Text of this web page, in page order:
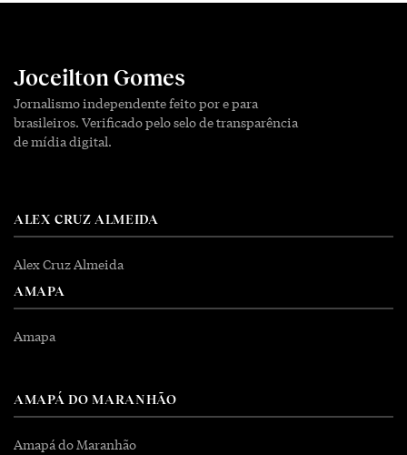
Joceilton Gomes
Jornalismo independente feito por e para
brasileiros. Verificado pelo selo de transparência
de mídia digital.
ALEX CRUZ ALMEIDA
Alex Cruz Almeida
AMAPA
Amapa
AMAPÁ DO MARANHÃO
Amapá do Maranhão